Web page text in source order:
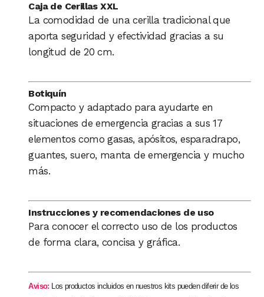
Caja de Cerillas XXL
La comodidad de una cerilla tradicional que
aporta seguridad y efectividad gracias a su
longitud de 20 cm.
Botiquín
Compacto y adaptado para ayudarte en
situaciones de emergencia gracias a sus 17
elementos como gasas, apósitos, esparadrapo,
guantes, suero, manta de emergencia y mucho
más.
Instrucciones y recomendaciones de uso
Para conocer el correcto uso de los productos
de forma clara, concisa y gráfica.
Aviso: Los productos incluidos en nuestros kits pueden diferir de los